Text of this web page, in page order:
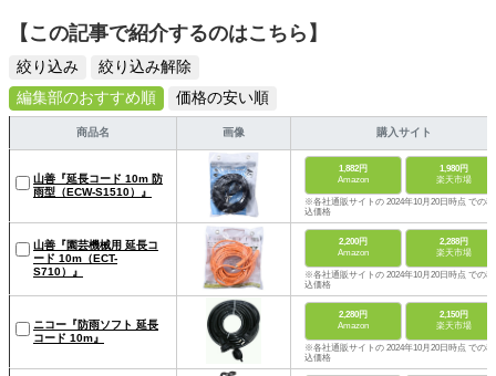
【この記事で紹介するのはこちら】
絞り込み
絞り込み解除
編集部のおすすめ順
価格の安い順
商品名 画像 購入サイト
山善『延長コード 10m 防
雨型（ECW-S1510）』
1,882円
Amazon
1,980円
楽天市場
※各社通販サイトの 2024年10月20日時点 での税
込価格
山善『園芸機械用 延長コ
ード 10m（ECT-
S710）』
2,200円
Amazon
2,288円
楽天市場
※各社通販サイトの 2024年10月20日時点 での税
込価格
ニコー『防雨ソフト 延長
コード 10m』
2,280円
Amazon
2,150円
楽天市場
※各社通販サイトの 2024年10月20日時点 での税
込価格